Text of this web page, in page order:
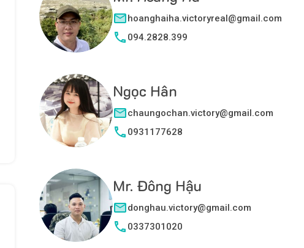
hoanghaiha.victoryreal@gmail.com
094.2828.399
Ngọc Hân
chaungochan.victory@gmail.com
0931177628
Mr. Đông Hậu
donghau.victory@gmail.com
0337301020